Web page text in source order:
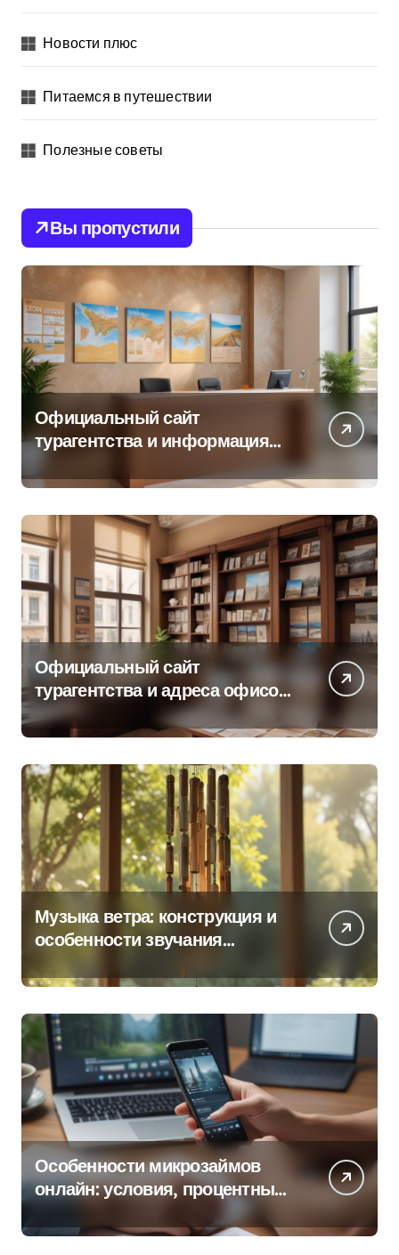
Новости плюс
Питаемся в путешествии
Полезные советы
Вы пропустили
Официальный сайт
турагентства и информация
Официальный сайт
турагентства и адреса офисов
продаж по регионам
Музыка ветра: конструкция и
особенности звучания
Особенности микрозаймов
онлайн: условия, процентные
ставки и порядок оформления